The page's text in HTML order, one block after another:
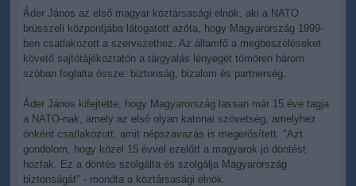
Áder János az első magyar köztársasági elnök, aki a NATO
brüsszeli központjába látogatott azóta, hogy Magyarország 1999-
ben csatlakozott a szervezethez. Az államfő a megbeszéléseket
követő sajtótájékoztatón a tárgyalás lényegét tömören három
szóban foglalta össze: biztonság, bizalom és partnerség.
Áder János kifejtette, hogy Magyarország lassan már 15 éve tagja
a NATO-nak, amely az első olyan katonai szövetség, amelyhez
önként csatlakozott, amit népszavazás is megerősített. "Azt
gondolom, hogy közel 15 évvel ezelőtt a magyarok jó döntést
hoztak. Ez a döntés szolgálta és szolgálja Magyarország
biztonságát" - mondta a köztársasági elnök.